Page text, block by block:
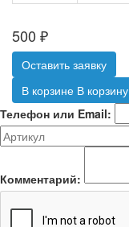
500 ₽
Оставить заявку
В корзине В корзину
Телефон или Email:
Комментарий: